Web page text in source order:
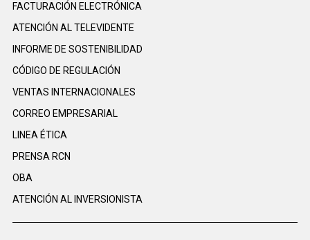
FACTURACIÓN ELECTRÓNICA
ATENCIÓN AL TELEVIDENTE
INFORME DE SOSTENIBILIDAD
CÓDIGO DE REGULACIÓN
VENTAS INTERNACIONALES
CORREO EMPRESARIAL
LINEA ÉTICA
PRENSA RCN
OBA
ATENCIÓN AL INVERSIONISTA